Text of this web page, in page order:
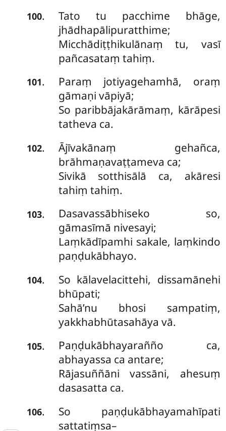
100.
Tato tu pacchime bhāge,
jhādhapālipuratthime;
Micchādiṭṭhikulānaṃ tu, vasī
pañcasataṃ tahiṃ.
101.
Paraṃ jotiyagehamhā, oraṃ
gāmaṇi vāpiyā;
So paribbājakārāmaṃ, kārāpesi
tatheva ca.
102.
Ājīvakānaṃ gehañca,
brāhmaṇavaṭṭameva ca;
Sivikā sotthisālā ca, akāresi
tahiṃ tahiṃ.
103.
Dasavassābhiseko so,
gāmasīmā nivesayi;
Laṃkādīpamhi sakale, laṃkindo
paṇḍukābhayo.
104.
So kālavelacittehi, dissamānehi
bhūpati;
Sahā’nu bhosi sampatiṃ,
yakkhabhūtasahāya vā.
105.
Paṇḍukābhayarañño ca,
abhayassa ca antare;
Rājasuññāni vassāni, ahesuṃ
dasasatta ca.
106.
So paṇḍukābhayamahīpati
sattatiṃsa–